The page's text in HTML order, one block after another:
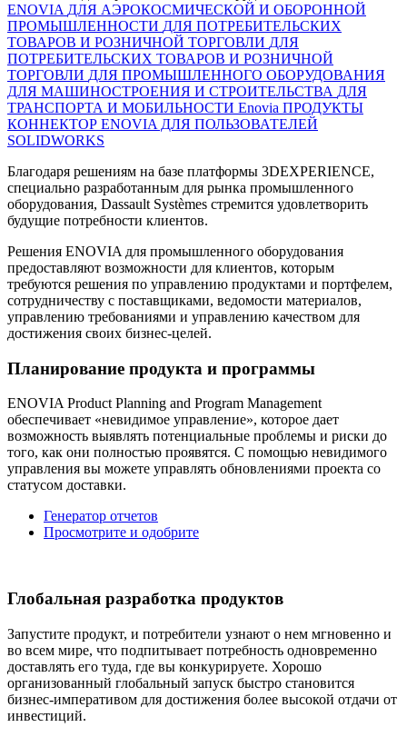
ENOVIA ДЛЯ АЭРОКОСМИЧЕСКОЙ И ОБОРОННОЙ
ПРОМЫШЛЕННОСТИ ДЛЯ ПОТРЕБИТЕЛЬСКИХ
ТОВАРОВ И РОЗНИЧНОЙ ТОРГОВЛИ ДЛЯ
ПОТРЕБИТЕЛЬСКИХ ТОВАРОВ И РОЗНИЧНОЙ
ТОРГОВЛИ ДЛЯ ПРОМЫШЛЕННОГО ОБОРУДОВАНИЯ
ДЛЯ МАШИНОСТРОЕНИЯ И СТРОИТЕЛЬСТВА ДЛЯ
ТРАНСПОРТА И МОБИЛЬНОСТИ Enovia ПРОДУКТЫ
КОННЕКТОР ENOVIA ДЛЯ ПОЛЬЗОВАТЕЛЕЙ
SOLIDWORKS
Благодаря решениям на базе платформы 3DEXPERIENCE,
специально разработанным для рынка промышленного
оборудования, Dassault Systèmes стремится удовлетворить
будущие потребности клиентов.
Решения ENOVIA для промышленного оборудования
предоставляют возможности для клиентов, которым
требуются решения по управлению продуктами и портфелем,
сотрудничеству с поставщиками, ведомости материалов,
управлению требованиями и управлению качеством для
достижения своих бизнес-целей.
Планирование продукта и программы
ENOVIA Product Planning and Program Management
обеспечивает «невидимое управление», которое дает
возможность выявлять потенциальные проблемы и риски до
того, как они полностью проявятся. С помощью невидимого
управления вы можете управлять обновлениями проекта со
статусом доставки.
Генератор отчетов
Просмотрите и одобрите
Глобальная разработка продуктов
Запустите продукт, и потребители узнают о нем мгновенно и
во всем мире, что подпитывает потребность одновременно
доставлять его туда, где вы конкурируете. Хорошо
организованный глобальный запуск быстро становится
бизнес-императивом для достижения более высокой отдачи от
инвестиций.